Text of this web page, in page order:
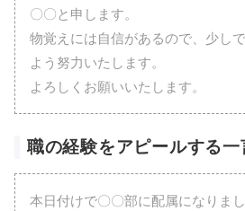
〇〇と申します。
物覚えには自信があるので、少し
よう努力いたします。
よろしくお願いいたします。
職の経験をアピールする一
本日付けで〇〇部に配属になりま